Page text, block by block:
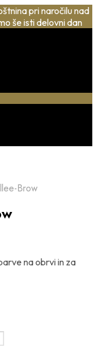
pri naročilu nad
še isti delovni dan
Brow
na obrvi in za